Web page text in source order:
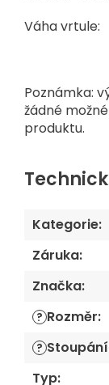
Váha vrtule:
Poznámka:
žádné
produktu.
Kategorie:
Záruka:
Značka:
? Rozměr:
? Stoupání
Typ: